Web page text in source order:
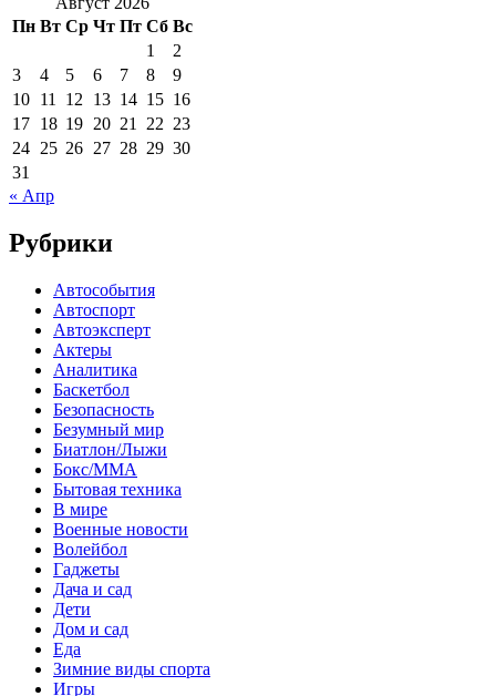
Пн Вт Ср Чт Пт Сб Вс
1
2
3
4 5 6 7 8
9
10 11 12 13 14 15 16
17 18 19 20 21 22 23
24 25 26 27 28 29 30
31
« Апр
Рубрики
Автособытия
Автоспорт
Автоэксперт
Актеры
Аналитика
Баскетбол
Безопасность
Безумный мир
Биатлон/Лыжи
Бокс/MMA
Бытовая техника
В мире
Военные новости
Волейбол
Гаджеты
Дача и сад
Дети
Дом и сад
Еда
Зимние виды спорта
Игры